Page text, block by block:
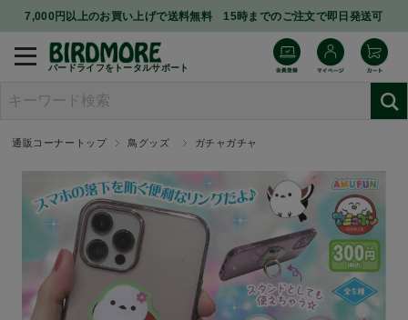
7,000円以上のお買い上げで送料無料 15時までのご注文で即日発送可
バードライフをトータルサポート
通販コーナートップ 鳥グッズ ガチャガチャ